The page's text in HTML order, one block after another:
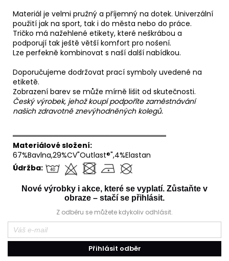
Materiál je velmi pružný a příjemný na dotek. Univerzální
použití jak na sport, tak i do města nebo do práce.
Tričko má nažehlené etikety, které neškrábou a
podporují tak ještě větší komfort pro nošení.
Lze perfekně kombinovat s naší další nabídkou.
Doporučujeme dodržovat prací symboly uvedené na
etiketě.
Zobrazení barev se může mírně lišit od skutečnosti.
Český výrobek, jehož koupí podpoříte zaměstnávání
našich zdravotně znevýhodněných kolegů.
══════════════════════════════
Materiálové složení:
67%Bavlna,29%CV"Outlast®",4%Elastan
Údržba:
Nové výrobky i akce, které se vyplatí. Zůstaňte v
obraze – stačí se přihlásit.
Z odběru se můžete kdykoliv odhlásit.
Přihlásit odběr